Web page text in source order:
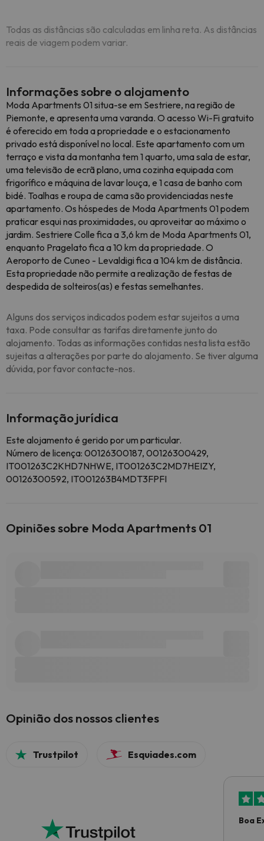
Todas as distâncias são calculadas em linha reta. As distâncias
reais de viagem podem variar.
Informações sobre o alojamento
Moda Apartments 01 situa-se em Sestriere, na região de
Piemonte, e apresenta uma varanda. O acesso Wi-Fi gratuito
é oferecido em toda a propriedade e o estacionamento
privado está disponível no local. Este apartamento com um
terraço e vista da montanha tem 1 quarto, uma sala de estar,
uma televisão de ecrã plano, uma cozinha equipada com
frigorífico e máquina de lavar louça, e 1 casa de banho com
bidé. Toalhas e roupa de cama são providenciadas neste
apartamento. Os hóspedes de Moda Apartments 01 podem
praticar esqui nas proximidades, ou aproveitar ao máximo o
jardim. Sestriere Colle fica a 3,6 km de Moda Apartments 01,
enquanto Pragelato fica a 10 km da propriedade. O
Aeroporto de Cuneo - Levaldigi fica a 104 km de distância.
Esta propriedade não permite a realização de festas de
despedida de solteiros(as) e festas semelhantes.
Alguns dos serviços indicados podem estar sujeitos a uma
taxa. Pode consultar as tarifas diretamente junto do
alojamento. Todas as informações contidas nesta lista estão
sujeitas a alterações por parte do alojamento. Se tiver alguma
dúvida, por favor contacte-nos.
Informação jurídica
Este alojamento é gerido por um particular.
Número de licença: 00126300187, 00126300429,
IT001263C2KHD7NHWE, IT001263C2MD7HEIZY,
00126300592, IT001263B4MDT3FPFI
Opiniões sobre Moda Apartments 01
Opinião dos nossos clientes
Trustpilot Esquiades.com
Boa